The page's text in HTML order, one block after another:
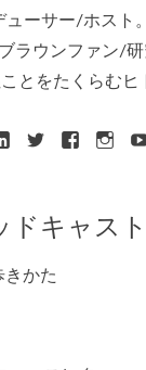
ューサー/ホスト。
ラウンファン/研
とをたくらむヒ
ドキャスト
きかた